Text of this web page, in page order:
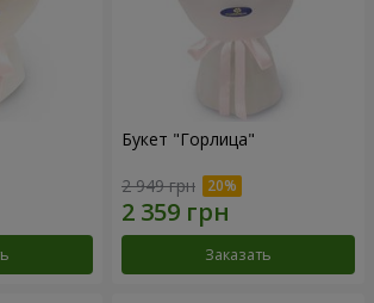
Букет "Горлица"
2 949 грн
Заказать